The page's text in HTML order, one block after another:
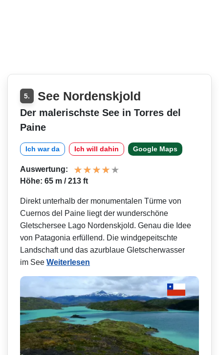
5. See Nordenskjold
Der malerischste See in Torres del
Paine
Ich war da Ich will dahin Google Maps
Auswertung:
Höhe: 65 m / 213 ft
Direkt unterhalb der monumentalen Türme von
Cuernos del Paine liegt der wunderschöne
Gletschersee Lago Nordenskjold. Genau die Idee
von Patagonia erfüllend. Die windgepeitschte
Landschaft und das azurblaue Gletscherwasser
im See Weiterlesen